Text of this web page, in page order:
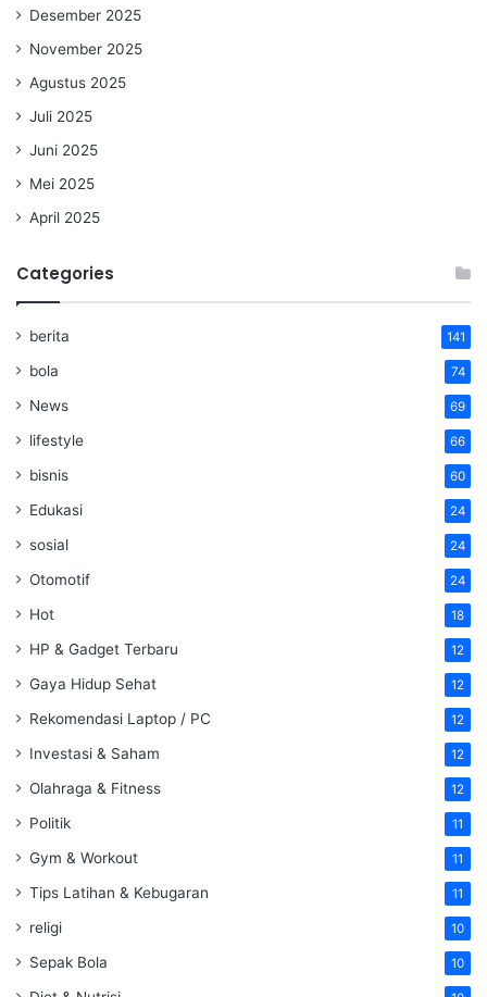
Desember 2025
November 2025
Agustus 2025
Juli 2025
Juni 2025
Mei 2025
April 2025
Categories
berita 141
bola 74
News 69
lifestyle 66
bisnis 60
Edukasi 24
sosial 24
Otomotif 24
Hot 18
HP & Gadget Terbaru 12
Gaya Hidup Sehat 12
Rekomendasi Laptop / PC 12
Investasi & Saham 12
Olahraga & Fitness 12
Politik 11
Gym & Workout 11
Tips Latihan & Kebugaran 11
religi 10
Sepak Bola 10